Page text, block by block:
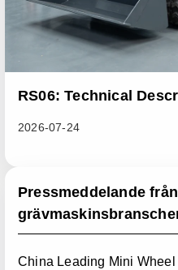
RS06: Technical
2026-07-24
Pressmeddelande från